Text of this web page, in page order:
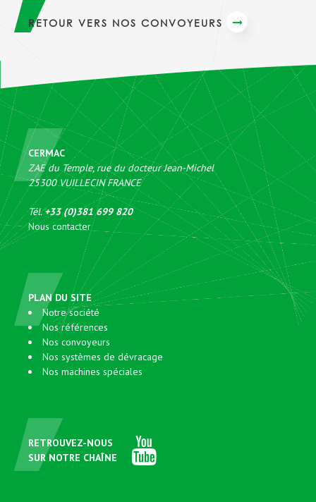
RETOUR VERS NOS CONVOYEURS
CERMAC
ZAE du Temple, rue du docteur Jean-Michel
25300 VUILLECINFRANCE
Tél. +33 (0)381 699 820
Nous contacter
PLAN DU SITE
Notre société
Nos références
Nos convoyeurs
Nos systèmes de dévracage
Nos machines spéciales
RETROUVEZ-NOUS
SUR NOTRE CHAÎNE